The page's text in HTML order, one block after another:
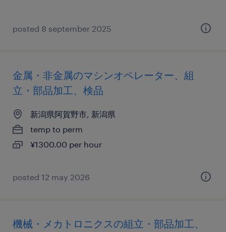
posted 8 september 2025
金属・非金属のマシンオペレーター、組
立・部品加工、検品
新潟県阿賀野市, 新潟県
temp to perm
¥1300.00 per hour
posted 12 may 2026
機械・メカトロニクスの組立・部品加工、